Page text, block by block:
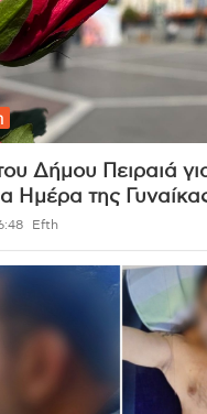
Δήμου Πειραιά
Ημέρα της
Efth